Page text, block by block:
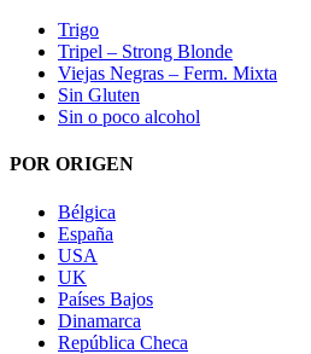
Trigo
Tripel – Strong Blonde
Viejas Negras – Ferm. Mixta
Sin Gluten
Sin o poco alcohol
POR ORIGEN
Bélgica
España
USA
UK
Países Bajos
Dinamarca
República Checa